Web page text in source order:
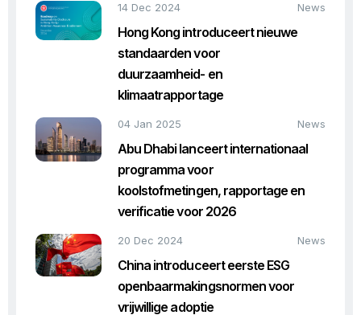
14 Dec 2024 News
Hong Kong introduceert nieuwe
standaarden voor
duurzaamheid- en
klimaatrapportage
04 Jan 2025 News
Abu Dhabi lanceert internationaal
programma voor
koolstofmetingen, rapportage en
verificatie voor 2026
20 Dec 2024 News
China introduceert eerste ESG
openbaarmakingsnormen voor
vrijwillige adoptie